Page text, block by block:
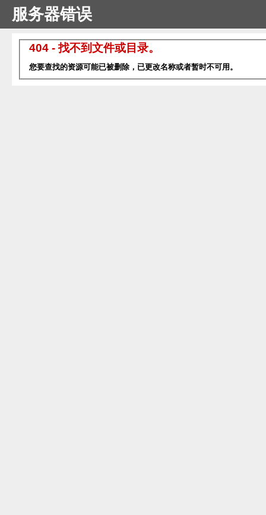
服务器错误
404 - 找不到文件或目录。
您要查找的资源可能已被删除，已更改名称或者暂时不可用。